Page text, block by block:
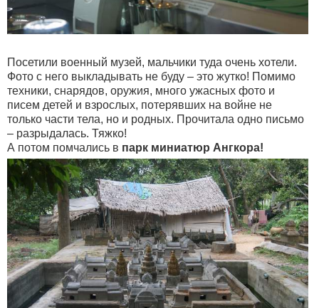
Посетили военный музей, мальчики туда очень хотели.
Фото с него выкладывать не буду – это жутко! Помимо
техники, снарядов, оружия, много ужасных фото и
писем детей и взрослых, потерявших на войне не
только части тела, но и родных. Прочитала одно письмо
– разрыдалась. Тяжко!
А потом помчались в парк миниатюр Ангкора!